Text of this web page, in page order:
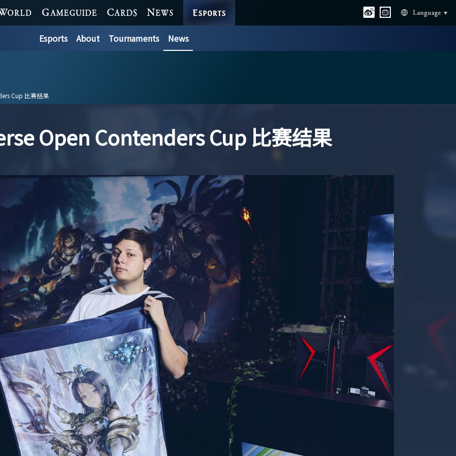
WORLD GAME GUIDE CARDS NEWS
Language
Esports About Tournaments News
Cup 比赛结果
Open Contenders Cup 比赛结果